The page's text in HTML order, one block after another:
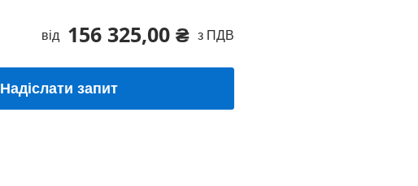
156 325,00 ₴ з ПДВ
від
Надіслати запит